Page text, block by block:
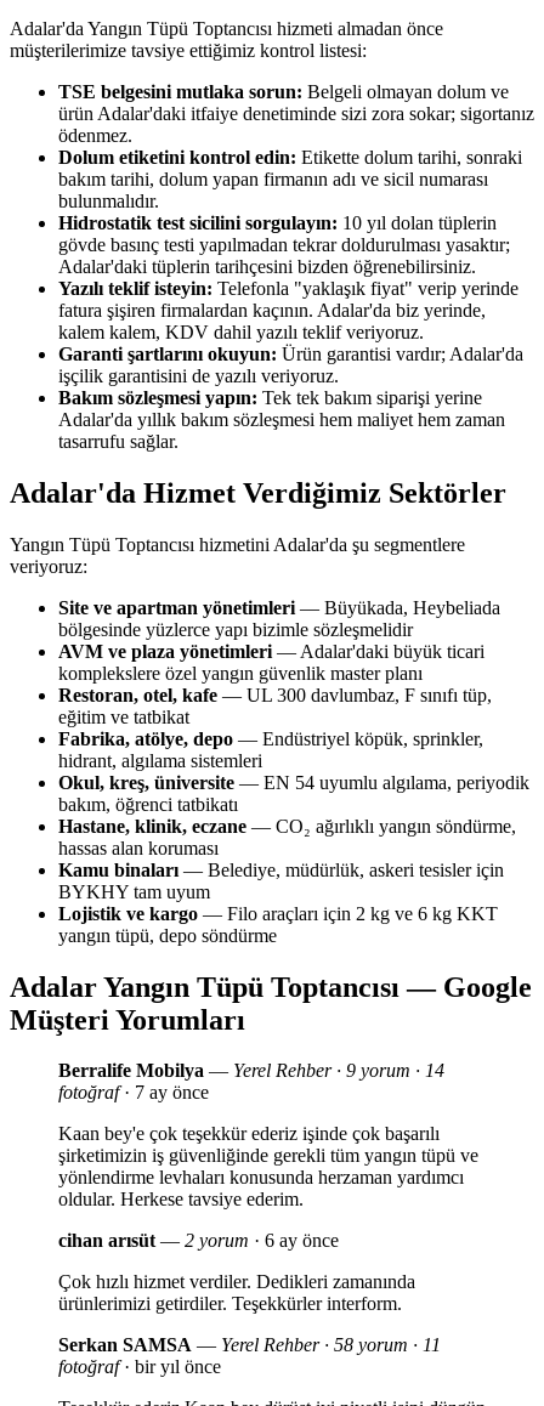
Adalar'da Yangın Tüpü Toptancısı hizmeti almadan önce
müşterilerimize tavsiye ettiğimiz kontrol listesi:
TSE belgesini mutlaka sorun: Belgeli olmayan dolum ve
ürün Adalar'daki itfaiye denetiminde sizi zora sokar; sigortanız
ödenmez.
Dolum etiketini kontrol edin: Etikette dolum tarihi, sonraki
bakım tarihi, dolum yapan firmanın adı ve sicil numarası
bulunmalıdır.
Hidrostatik test sicilini sorgulayın: 10 yıl dolan tüplerin
gövde basınç testi yapılmadan tekrar doldurulması yasaktır;
Adalar'daki tüplerin tarihçesini bizden öğrenebilirsiniz.
Yazılı teklif isteyin: Telefonla "yaklaşık fiyat" verip yerinde
fatura şişiren firmalardan kaçının. Adalar'da biz yerinde,
kalem kalem, KDV dahil yazılı teklif veriyoruz.
Garanti şartlarını okuyun: Ürün garantisi vardır; Adalar'da
işçilik garantisini de yazılı veriyoruz.
Bakım sözleşmesi yapın: Tek tek bakım siparişi yerine
Adalar'da yıllık bakım sözleşmesi hem maliyet hem zaman
tasarrufu sağlar.
Adalar'da Hizmet Verdiğimiz Sektörler
Yangın Tüpü Toptancısı hizmetini Adalar'da şu segmentlere
veriyoruz:
Site ve apartman yönetimleri — Büyükada, Heybeliada
bölgesinde yüzlerce yapı bizimle sözleşmelidir
AVM ve plaza yönetimleri — Adalar'daki büyük ticari
komplekslere özel yangın güvenlik master planı
Restoran, otel, kafe — UL 300 davlumbaz, F sınıfı tüp,
eğitim ve tatbikat
Fabrika, atölye, depo — Endüstriyel köpük, sprinkler,
hidrant, algılama sistemleri
Okul, kreş, üniversite — EN 54 uyumlu algılama, periyodik
bakım, öğrenci tatbikatı
Hastane, klinik, eczane — CO₂ ağırlıklı yangın söndürme,
hassas alan koruması
Kamu binaları — Belediye, müdürlük, askeri tesisler için
BYKHY tam uyum
Lojistik ve kargo — Filo araçları için 2 kg ve 6 kg KKT
yangın tüpü, depo söndürme
Adalar Yangın Tüpü Toptancısı — Google
Müşteri Yorumları
Berralife Mobilya — Yerel Rehber · 9 yorum · 14
fotoğraf· 7 ay önce
Kaan bey'e çok teşekkür ederiz işinde çok başarılı
şirketimizin iş güvenliğinde gerekli tüm yangın tüpü ve
yönlendirme levhaları konusunda herzaman yardımcı
oldular. Herkese tavsiye ederim.
cihan arısüt— 2 yorum · 6 ay önce
Çok hızlı hizmet verdiler. Dedikleri zamanında
ürünlerimizi getirdiler. Teşekkürler interform.
Serkan SAMSA — Yerel Rehber · 58 yorum · 11
fotoğraf· bir yıl önce